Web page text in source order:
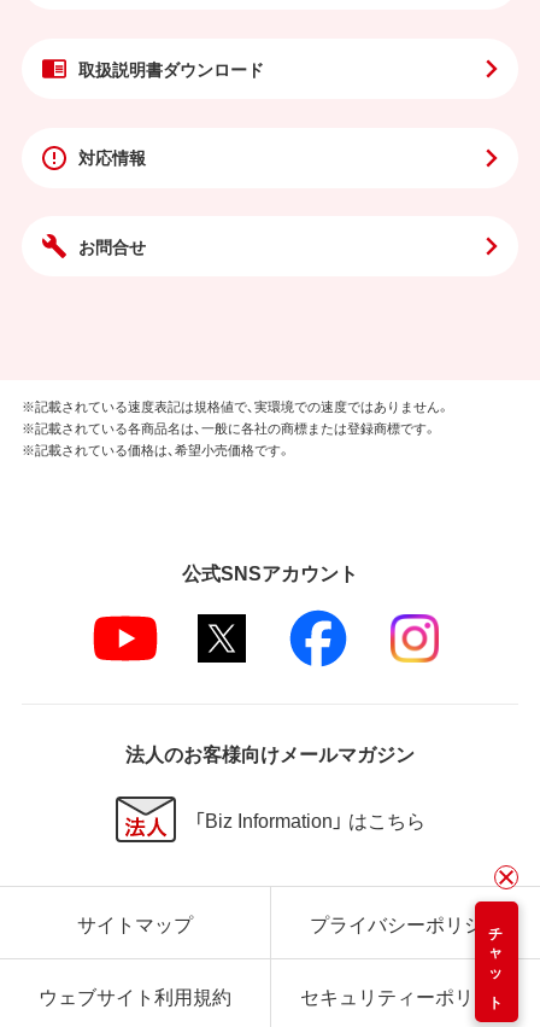
取扱説明書ダウンロード
対応情報
お問合せ
チャット
※記載されている速度表記は規格値で、実環境での速度ではありません。
※記載されている各商品名は、一般に各社の商標または登録商標です。
※記載されている価格は、希望小売価格です。
公式SNSアカウント
法人のお客様向けメールマガジン
「Biz Information」 はこちら
サイトマップ プライバシーポリシー
ウェブサイト利用規約 セキュリティーポリシー